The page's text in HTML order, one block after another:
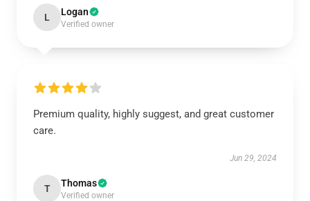
L Logan
Verified owner
Premium quality, highly suggest, and great customer
care.
Jun 29, 2024
T Thomas
Verified owner